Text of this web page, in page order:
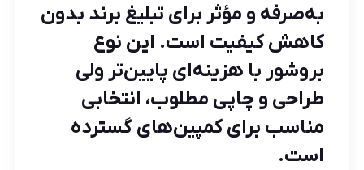
به‌صرفه و مؤثر برای تبلیغ برند بدون
کاهش کیفیت است. این نوع
بروشور با هزینه‌ای پایین‌تر ولی
طراحی و چاپی مطلوب، انتخابی
مناسب برای کمپین‌های گسترده
است.